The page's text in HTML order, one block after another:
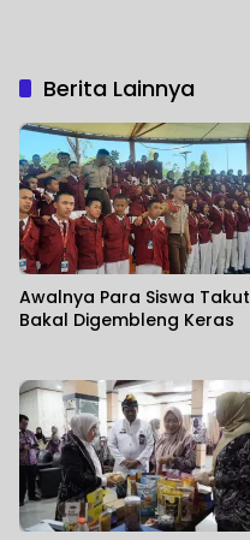
Berita Lainnya
Awalnya Para Siswa Takut
Bakal Digembleng Keras